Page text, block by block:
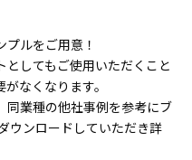
ルをご用意！
してもご使用いただくこと
なくなります。
同業種の他社事例を参考にブ
ウンロードしていただき詳